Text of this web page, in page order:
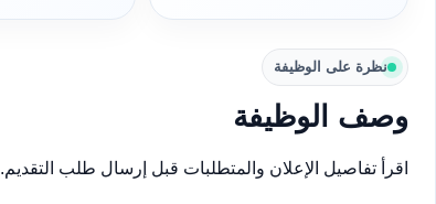
نظرة على الوظيفة
وصف الوظيفة
اقرأ تفاصيل الإعلان والمتطلبات قبل إرسال طلب التقديم.